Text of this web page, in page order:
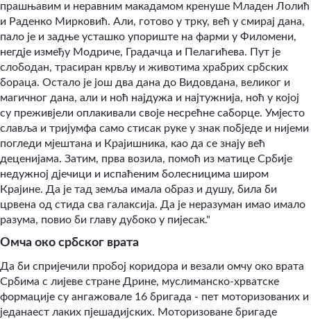
прашњавим и неравним макадамом кренуше Младен Лолић
и Раденко Мирковић. Али, готово у трку, већ у смирај дана,
пало је и задње усташко упориште на фарми у Филомени,
негдје између Модриче, Градачца и Пелагићева. Пут је
слободан, трасиран крвљу и животима храбрих србских
бораца. Остало је још два дана до Видовдана, великог и
магичног дана, али и ноћ најдужа и најтужнија, ноћ у којој
су преживјели оплакивали своје несрећне саборце. Умјесто
славља и тријумфа само стисак руке у знак побједе и нијеми
погледи мјештана и Крајишника, као да се знају већ
деценијама. Затим, прва возила, помоћ из матице Србије
недужној дјечици и испаћеним болесницима широм
Крајине. Да је тад земља имала образ и душу, била би
црвена од стида сва галаксија. Да је неразуман имао имало
разума, повио би главу дубоко у пијесак."
Омча око србског врата
Да би спријечили пробој коридора и везали омчу око врата
Србима с лијеве стране Дрине, муслиманско-хрватске
формације су ангажовале 16 бригада - пет моторизованих и
једанаест лаких пјешадијских. Моторизоване бригаде